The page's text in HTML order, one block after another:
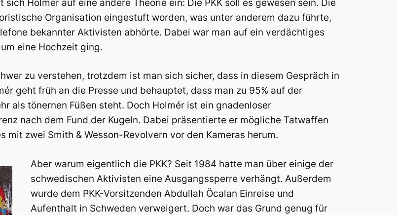
Holmér auf eine andere Theorie ein: Die PKK soll es gewesen sein. Die
Organisation eingestuft worden, was unter anderem dazu führte,
bekannter Aktivisten abhörte. Dabei war man auf ein verdächtiges
eine Hochzeit ging.
zu verstehen, trotzdem ist man sich sicher, dass in diesem Gespräch in
geht früh an die Presse und behauptet, dass man zu 95% auf der
als tönernen Füßen steht. Doch Holmér ist ein gnadenloser
nach dem Fund der Kugeln. Dabei präsentierte er mögliche Tatwaffen
zwei Smith & Wesson-Revolvern vor den Kameras herum.
Aber warum eigentlich die PKK? Seit 1984 hatte man über einige der
schwedischen Aktivisten eine Ausgangssperre verhängt. Außerdem
wurde dem PKK-Vorsitzenden Abdullah Öcalan Einreise und
Aufenthalt in Schweden verweigert. Doch war das Grund genug für